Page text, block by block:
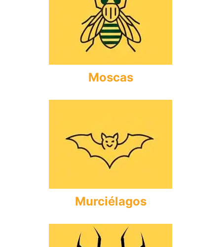
Moscas
Murciélagos